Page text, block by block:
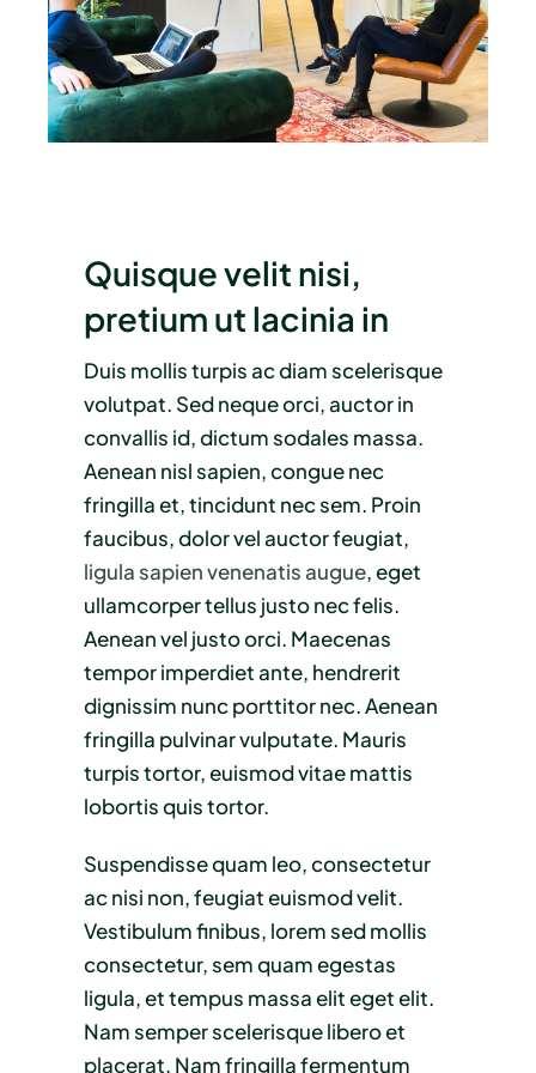
Nieuws
Contact
Quisque velit nisi,
pretium ut lacinia in
Duis mollis turpis ac diam scelerisque
volutpat. Sed neque orci, auctor in
convallis id, dictum sodales massa.
Aenean nisl sapien, congue nec
fringilla et, tincidunt nec sem. Proin
faucibus, dolor vel auctor feugiat,
ligula sapien venenatis augue, eget
ullamcorper tellus justo nec felis.
Aenean vel justo orci. Maecenas
tempor imperdiet ante, hendrerit
dignissim nunc porttitor nec. Aenean
fringilla pulvinar vulputate. Mauris
turpis tortor, euismod vitae mattis
lobortis quis tortor.
Suspendisse quam leo, consectetur
ac nisi non, feugiat euismod velit.
Vestibulum finibus, lorem sed mollis
consectetur, sem quam egestas
ligula, et tempus massa elit eget elit.
Nam semper scelerisque libero et
placerat. Nam fringilla fermentum